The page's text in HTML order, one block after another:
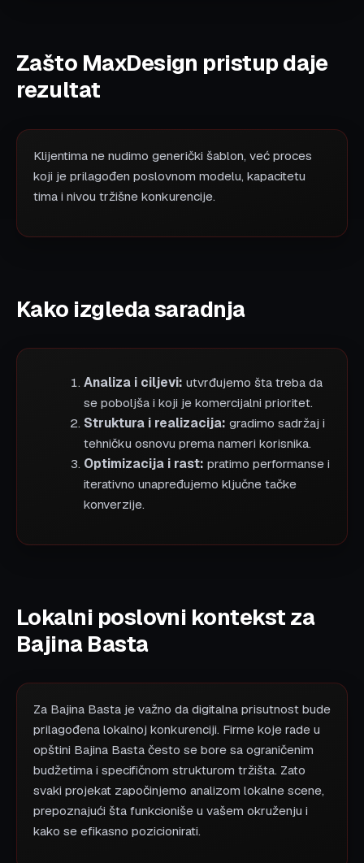
Zašto MaxDesign pristup daje
rezultat
Klijentima ne nudimo generički šablon, već proces
koji je prilagođen poslovnom modelu, kapacitetu
tima i nivou tržišne konkurencije.
Kako izgleda saradnja
Analiza i ciljevi: utvrđujemo šta treba da
se poboljša i koji je komercijalni prioritet.
Struktura i realizacija: gradimo sadržaj i
tehničku osnovu prema nameri korisnika.
Optimizacija i rast: pratimo performanse i
iterativno unapređujemo ključne tačke
konverzije.
Lokalni poslovni kontekst za
Bajina Basta
Za Bajina Basta je važno da digitalna prisutnost bude
prilagođena lokalnoj konkurenciji. Firme koje rade u
opštini Bajina Basta često se bore sa ograničenim
budžetima i specifičnom strukturom tržišta. Zato
svaki projekat započinjemo analizom lokalne scene,
prepoznajući šta funkcioniše u vašem okruženju i
kako se efikasno pozicionirati.